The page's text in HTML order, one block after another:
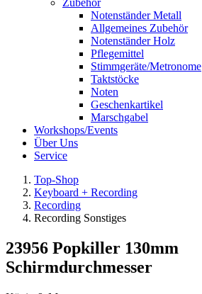
Zubehör
Notenständer Metall
Allgemeines Zubehör
Notenständer Holz
Pflegemittel
Stimmgeräte/Metronome
Taktstöcke
Noten
Geschenkartikel
Marschgabel
Workshops/Events
Über Uns
Service
Top-Shop
Keyboard + Recording
Recording
Recording Sonstiges
23956 Popkiller 130mm
Schirmdurchmesser